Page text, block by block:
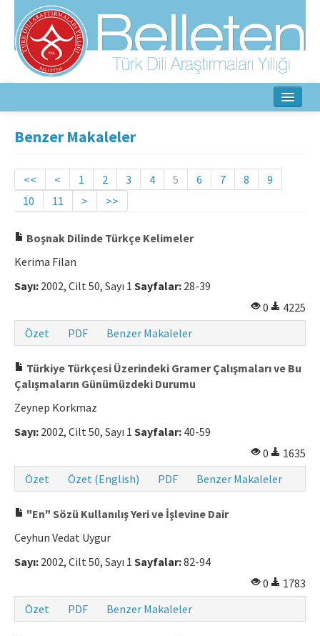
Amaç ve Kapsam
Yazarlar İçin
Etik İlkeler
Makale Gönder
ISSN: 0564-5050 · e-ISSN: 2651-5113
Benzer Makaleler
<< < 1 2 3 4 5 6 7 8
9
10
11 > >>
Boşnak Dilinde Türkçe Kelimeler
Kerima Filan
Sayı: 2002, Cilt 50, Sayı 1 Sayfalar: 28-39
0
4225
Özet
PDF Benzer Makaleler
Türkiye Türkçesi Üzerindeki Gramer Çalışmaları ve Bu
Çalışmaların Günümüzdeki Durumu
Zeynep Korkmaz
Sayı: 2002, Cilt 50, Sayı 1 Sayfalar: 40-59
0
1635
Özet
Özet (English) PDF Benzer Makaleler
"En" Sözü Kullanılış Yeri ve İşlevine Dair
Ceyhun Vedat Uygur
Sayı: 2002, Cilt 50, Sayı 1 Sayfalar:82-94
0
1783
Özet
PDF Benzer Makaleler